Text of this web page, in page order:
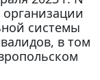
системы
в том